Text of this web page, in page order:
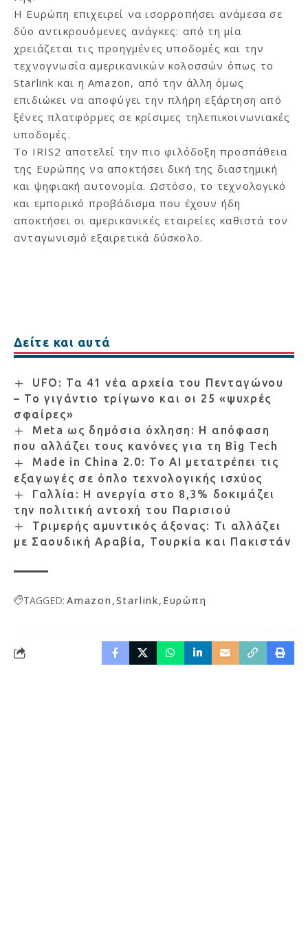
Η Ευρώπη επιχειρεί να ισορροπήσει ανάμεσα σε
δύο αντικρουόμενες ανάγκες: από τη μία
χρειάζεται τις προηγμένες υποδομές και την
τεχνογνωσία αμερικανικών κολοσσών όπως το
Starlink και η Amazon, από την άλλη όμως
επιδιώκει να αποφύγει την πλήρη εξάρτηση από
ξένες πλατφόρμες σε κρίσιμες τηλεπικοινωνιακές
υποδομές.
Το IRIS2 αποτελεί την πιο φιλόδοξη προσπάθεια
της Ευρώπης να αποκτήσει δική της διαστημική
και ψηφιακή αυτονομία. Ωστόσο, το τεχνολογικό
και εμπορικό προβάδισμα που έχουν ήδη
αποκτήσει οι αμερικανικές εταιρείες καθιστά τον
ανταγωνισμό εξαιρετικά δύσκολο.
Δείτε και αυτά
UFO: Τα 41 νέα αρχεία του Πενταγώνου
– Το γιγάντιο τρίγωνο και οι 25 «ψυχρές
σφαίρες»
Meta ως δημόσια όχληση: Η απόφαση
που αλλάζει τους κανόνες για τη Big Tech
Made in China 2.0: Το AI μετατρέπει τις
εξαγωγές σε όπλο τεχνολογικής ισχύος
Γαλλία: Η ανεργία στο 8,3% δοκιμάζει
την πολιτική αντοχή του Παρισιού
Τριμερής αμυντικός άξονας: Τι αλλάζει
με Σαουδική Αραβία, Τουρκία και Πακιστάν
TAGGED: Amazon Starlink Ευρώπη